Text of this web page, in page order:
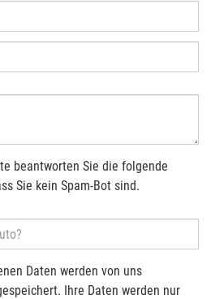
beantworten Sie die folgende
Sie kein Spam-Bot sind.
Daten werden von uns
Ihre Daten werden nur